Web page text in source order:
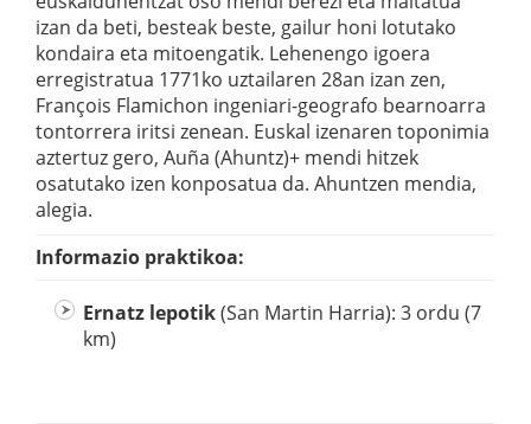
izan da beti, besteak beste, gailur honi lotutako
kondaira eta mitoengatik. Lehenengo igoera
erregistratua 1771ko uztailaren 28an izan zen,
François Flamichon ingeniari-geografo bearnoarra
tontorrera iritsi zenean. Euskal izenaren toponimia
aztertuz gero, Auña (Ahuntz)+ mendi hitzek
osatutako izen konposatua da. Ahuntzen mendia,
alegia.
Informazio praktikoa:
Ernatz lepotik(San Martin Harria): 3 ordu (7
km)